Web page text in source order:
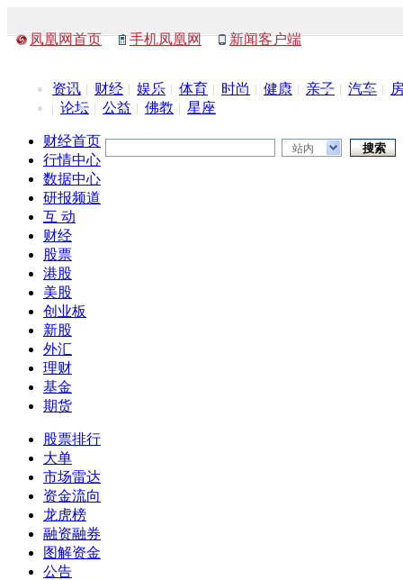
凤凰网首页 手机凤凰网 新闻客户端
资讯 财经 娱乐 体育 时尚 健康 亲子 汽车
论坛
公益 佛教 星座
站内
财经首页
行情中心
数据中心
研报频道
互 动
财经
股票
港股
美股
创业板
新股
外汇
理财
基金
期货
股票排行
大单
市场雷达
资金流向
龙虎榜
融资融券
图解资金
公告